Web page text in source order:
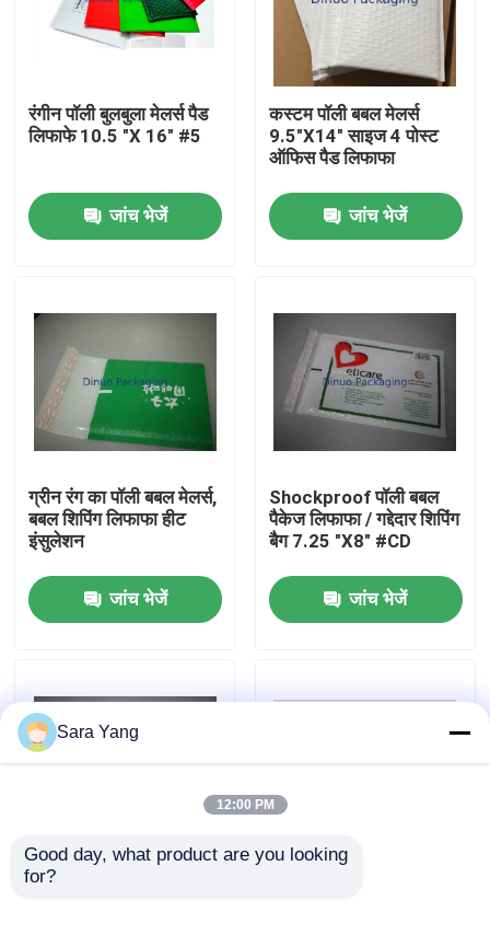
उत्पादों
वीडियो
हमारे बारे में
कारखाना दौरा
हमसे संपर्क करें
मामले
रंगीन पॉली बुलबुला मेलर्स पैड
लिफाफे 10.5 "X 16" #5
जांच भेजें
कस्टम पॉली बबल मेलर्स
9.5"X14" साइज 4 पोस्ट
ऑफिस पैड लिफाफा
जांच भेजें
ग्रीन रंग का पॉली बबल मेलर्स,
बबल शिपिंग लिफाफा हीट
इंसुलेशन
जांच भेजें
Shockproof पॉली बबल
पैकेज लिफाफा / गद्देदार शिपिंग
बैग 7.25 "X8" #CD
जांच भेजें
बुलबुला लपेटें अंदर, रंगीन
Sara Yang
12:00 PM
Good day, what product are you looking
for?